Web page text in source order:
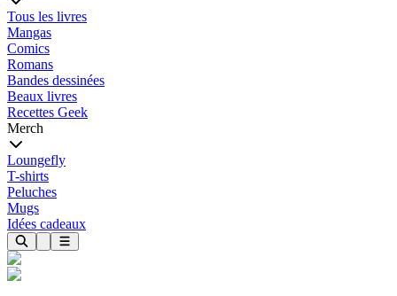
Tous les livres
Mangas
Comics
Romans
Bandes dessinées
Beaux livres
Recettes Geek
Merch
Loungefly
T-shirts
Peluches
Mugs
Idées cadeaux